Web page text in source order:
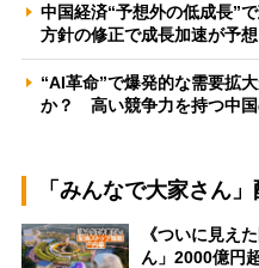
中国経済“予想外の低成長”
方針の修正で成長加速が予
“AI革命”で爆発的な需要拡
か？ 高い競争力を持つ中
「みんなで大家さん
《ついに見え
ん」2000億円